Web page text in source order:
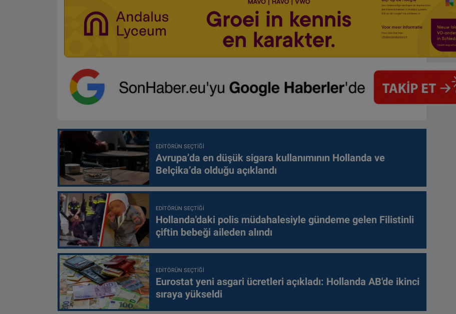
EDITÖRÜN SEÇTIĞI
Avrupa’da en düşük sigara kullanımının Hollanda ve
Belçika’da olduğu açıklandı
EDITÖRÜN SEÇTIĞI
Hollanda'daki polis müdahalesiyle gündeme gelen Filistinli
çiftin bebeği aileden alındı
EDITÖRÜN SEÇTIĞI
Eurostat yeni asgari ücretleri açıkladı: Hollanda AB'de ikinci
sıraya yükseldi